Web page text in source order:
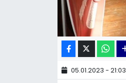
05.01.2023 - 21:03
TEKNOLOJİ